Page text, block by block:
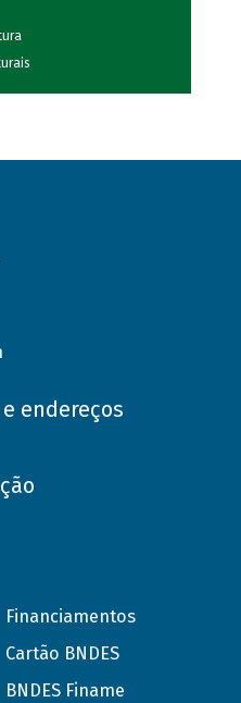
endereços
Financiamentos
Cartão BNDES
BNDES Finame